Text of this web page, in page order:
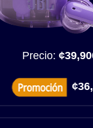
Precio: